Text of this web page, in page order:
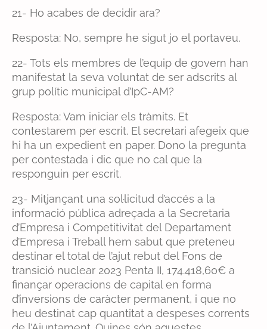
21- Ho acabes de decidir ara?
Resposta: No, sempre he sigut jo el portaveu.
22- Tots els membres de l’equip de govern han
manifestat la seva voluntat de ser adscrits al
grup polític municipal d’IpC-AM?
Resposta: Vam iniciar els tràmits. Et
contestarem per escrit. El secretari afegeix que
hi ha un expedient en paper. Dono la pregunta
per contestada i dic que no cal que la
responguin per escrit.
23- Mitjançant una sol·licitud d’accés a la
informació pública adreçada a la Secretaria
d’Empresa i Competitivitat del Departament
d’Empresa i Treball hem sabut que preteneu
destinar el total de l’ajut rebut del Fons de
transició nuclear 2023 Penta II, 174.418,60€ a
finançar operacions de capital en forma
d’inversions de caràcter permanent, i que no
heu destinat cap quantitat a despeses corrents